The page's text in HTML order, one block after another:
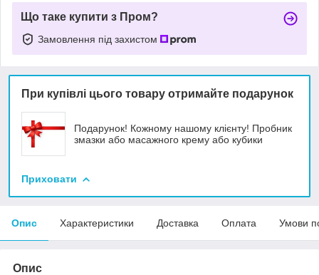
Що таке купити з Пром?
Замовлення під захистом
При купівлі цього товару отримайте подарунок
Подарунок! Кожному нашому клієнту! Пробник
змазки або масажного крему або кубики
Приховати
Опис Характеристики Доставка Оплата Умови
Опис